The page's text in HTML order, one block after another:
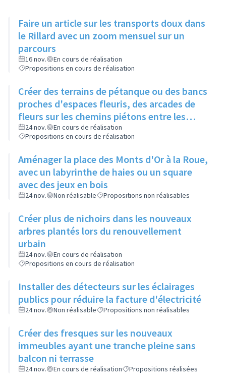
Faire un article sur les transports doux dans
le Rillard avec un zoom mensuel sur un
parcours
16 nov.
En cours de réalisation
Propositions en cours de réalisation
Créer des terrains de pétanque ou des bancs
proches d'espaces fleuris, des arcades de
fleurs sur les chemins piétons entre les
immeubles
24 nov.
En cours de réalisation
Propositions en cours de réalisation
Aménager la place des Monts d'Or à la Roue,
avec un labyrinthe de haies ou un square
avec des jeux en bois
24 nov. Non réalisable Propositions non réalisables
Créer plus de nichoirs dans les nouveaux
arbres plantés lors du renouvellement
urbain
24 nov.
En cours de réalisation
Propositions en cours de réalisation
Installer des détecteurs sur les éclairages
publics pour réduire la facture d'électricité
24 nov. Non réalisable Propositions non réalisables
Créer des fresques sur les nouveaux
immeubles ayant une tranche pleine sans
balcon ni terrasse
24 nov. En cours de réalisation Propositions réalisées